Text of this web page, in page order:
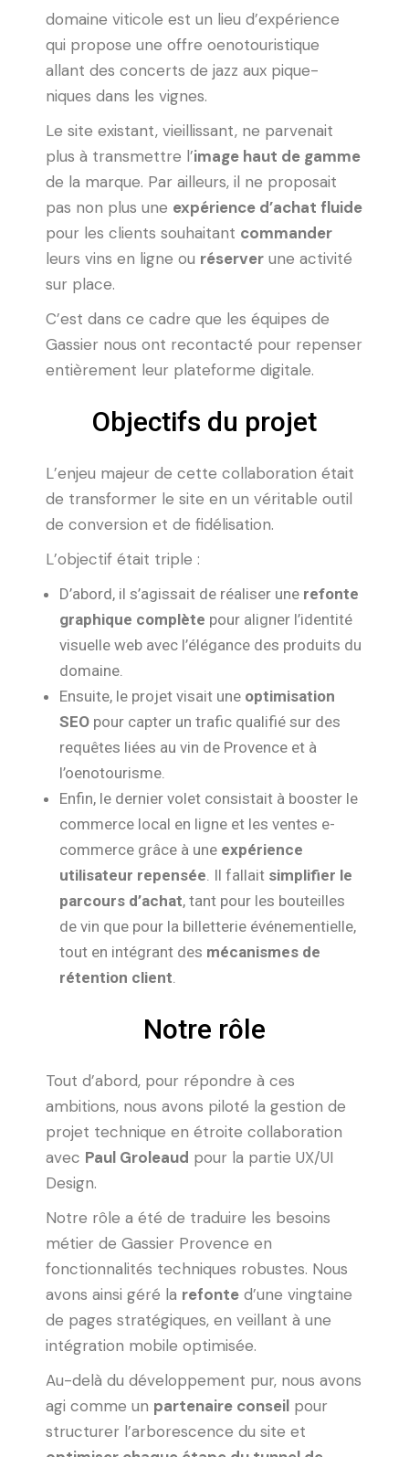
domaine viticole est un lieu d’expérience
qui propose une offre oenotouristique
allant des concerts de jazz aux pique-
niques dans les vignes.
Le site existant, vieillissant, ne parvenait
plus à transmettre l’image haut de gamme
de la marque. Par ailleurs, il ne proposait
pas non plus une expérience d’achat fluide
pour les clients souhaitant commander
leurs vins en ligne ou réserver une activité
sur place.
C’est dans ce cadre que les équipes de
Gassier nous ont recontacté pour repenser
entièrement leur plateforme digitale.
Objectifs du projet
L’enjeu majeur de cette collaboration était
de transformer le site en un véritable outil
de conversion et de fidélisation.
L’objectif était triple :
D’abord, il s’agissait de réaliser une refonte
graphique complète pour aligner l’identité
visuelle web avec l’élégance des produits du
domaine.
Ensuite, le projet visait une optimisation
SEO pour capter un trafic qualifié sur des
requêtes liées au vin de Provence et à
l’oenotourisme.
Enfin, le dernier volet consistait à booster le
commerce local en ligne et les ventes e-
commerce grâce à une expérience
utilisateur repensée . Il fallait simplifier le
parcours d’achat, tant pour les bouteilles
de vin que pour la billetterie événementielle,
tout en intégrant des mécanismes de
rétention client
Notre rôle
Tout d’abord, pour répondre à ces
ambitions, nous avons piloté la gestion de
projet technique en étroite collaboration
avec Paul Groleaud pour la partie UX/UI
Design.
Notre rôle a été de traduire les besoins
métier de Gassier Provence en
fonctionnalités techniques robustes. Nous
avons ainsi géré la refonte d’une vingtaine
de pages stratégiques, en veillant à une
intégration mobile optimisée.
Au-delà du développement pur, nous avons
agi comme un partenaire conseil pour
structurer l’arborescence du site et